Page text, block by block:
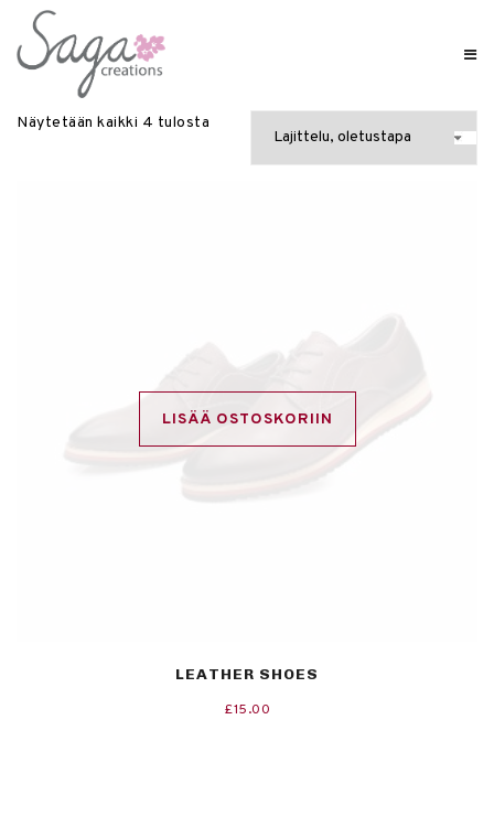
Näytetään kaikki 4 tulosta
LISÄÄ OSTOSKORIIN
LEATHER SHOES
£15.00